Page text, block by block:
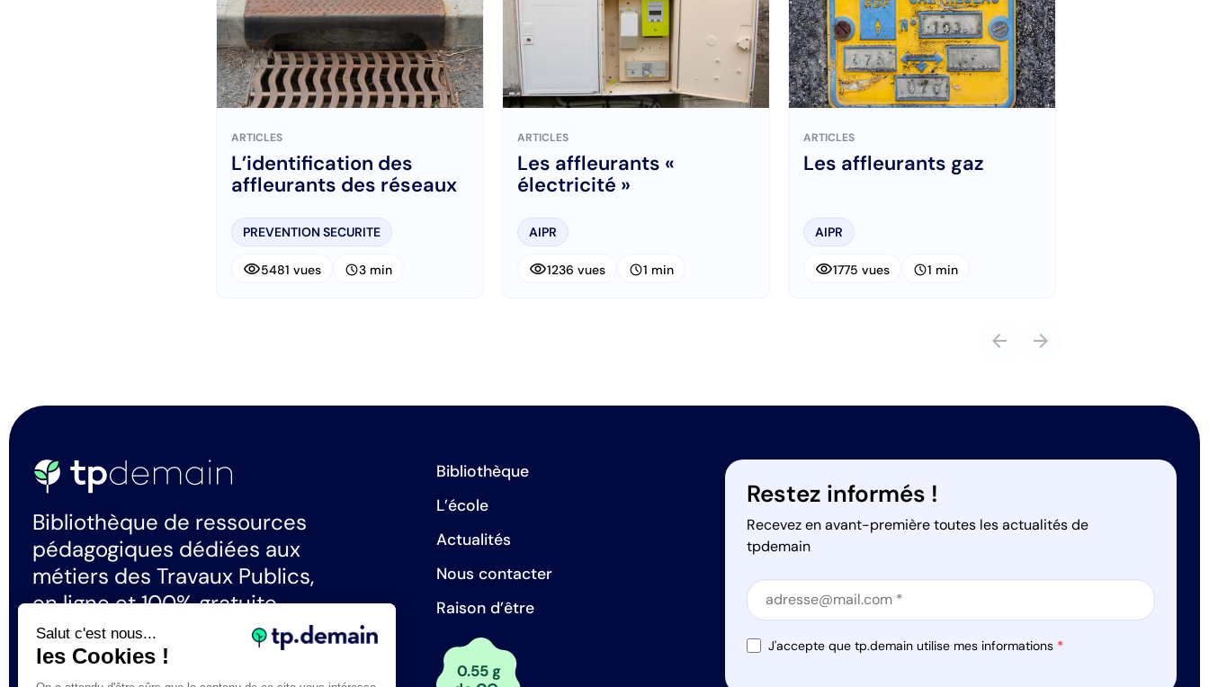
ARTICLES
L’identification des
affleurants des réseaux
PREVENTION SECURITE
visibility5481 vues schedule3 min
ARTICLES
Les affleurants «
électricité »
AIPR
visibility1236 vues schedule1 min
ARTICLES
Les affleurants gaz
AIPR
visibility1775 vues schedule1 min
arrow_back arrow_forward
Bibliothèque de ressources
pédagogiques dédiées aux
métiers des Travaux Publics,
en ligne et 100% gratuite.
titre de la catégorie d'actions suivante :
Bibliothèque
L’école
Actualités
Nous contacter
Raison d’être
0.55 g
Restez informés !
Recevez en avant-première toutes les actualités de
tpdemain
Section
Section
J'accepte que tp.demain utilise mes informations *
Salut c'est nous...
les Cookies !